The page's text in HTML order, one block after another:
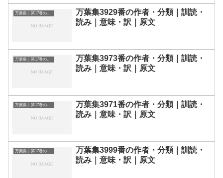
万葉集｜第17巻の和歌一覧
万葉集3929番の作者・分類｜訓読・
読み｜意味・訳｜原文
万葉集｜第17巻の和歌一覧
万葉集3973番の作者・分類｜訓読・
読み｜意味・訳｜原文
万葉集｜第17巻の和歌一覧
万葉集3971番の作者・分類｜訓読・
読み｜意味・訳｜原文
万葉集｜第17巻の和歌一覧
万葉集3999番の作者・分類｜訓読・
読み｜意味・訳｜原文